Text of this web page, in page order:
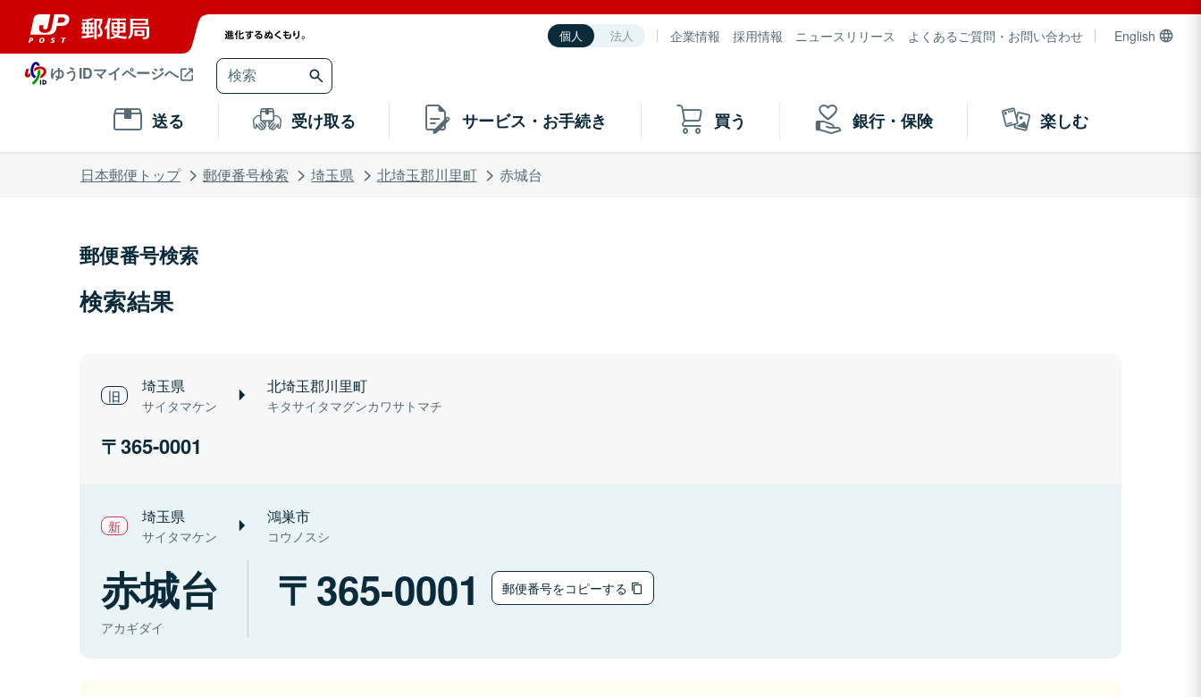
個人 法人 企業情報 採用情報 ニュースリリース よくあるご質問・お問い合わせ English
ゆうIDマイページへ
送る 受け取る サービス・お手続き 買う 銀行・保険 楽しむ
日本郵便トップ 郵便番号検索 埼玉県 北埼玉郡川里町 赤城台
郵便番号検索
検索結果
埼玉県
サイタマケン
北埼玉郡川里町
キタサイタマグンカワサトマチ
365-0001
埼玉県
サイタマケン
鴻巣市
コウノスシ
赤城台
アカギダイ
365-0001 郵便番号をコピーする